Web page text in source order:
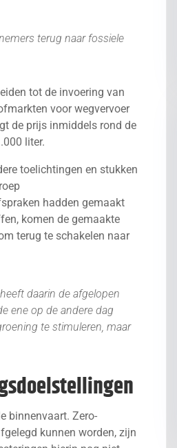
terug naar fossiele
tot de invoering van
voor wegvervoer
de prijs inmiddels rond de
liter.
toelichtingen en stukken
hadden gemaakt
komen de gemaakte
terug te schakelen naar
daarin de afgelopen
ene op de andere dag
te stimuleren, maar
binnenvaart. Zero-
kunnen worden, zijn